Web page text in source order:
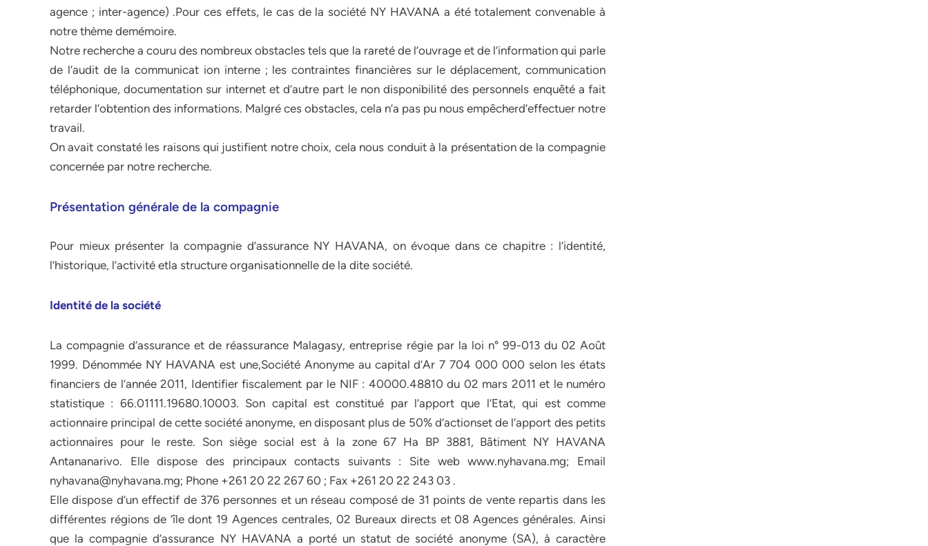
agence ; inter-agence) .Pour ces effets, le cas de la société NY HAVANA a été totalement convenable à
notre thème demémoire.
Notre recherche a couru des nombreux obstacles tels que la rareté de l’ouvrage et de l’information qui parle
de l’audit de la communicat ion interne ; les contraintes financières sur le déplacement, communication
téléphonique, documentation sur internet et d’autre part le non disponibilité des personnels enquêté a fait
retarder l’obtention des informations. Malgré ces obstacles, cela n’a pas pu nous empêcherd’effectuer notre
travail.
On avait constaté les raisons qui justifient notre choix, cela nous conduit à la présentation de la compagnie
concernée par notre recherche.
Présentation générale de la compagnie
Pour mieux présenter la compagnie d’assurance NY HAVANA, on évoque dans ce chapitre : l’identité,
l’historique, l’activité etla structure organisationnelle de la dite société.
Identité de la société
La compagnie d’assurance et de réassurance Malagasy, entreprise régie par la loi n° 99-013 du 02 Août
1999. Dénommée NY HAVANA est une,Société Anonyme au capital d’Ar 7 704 000 000 selon les états
financiers de l’année 2011, Identifier fiscalement par le NIF : 40000.48810 du 02 mars 2011 et le numéro
statistique : 66.01111.19680.10003. Son capital est constitué par l’apport que l’Etat, qui est comme
actionnaire principal de cette société anonyme, en disposant plus de 50% d’actionset de l’apport des petits
actionnaires pour le reste. Son siège social est à la zone 67 Ha BP 3881, Bâtiment NY HAVANA
Antananarivo. Elle dispose des principaux contacts suivants : Site web www.nyhavana.mg; Email
nyhavana@nyhavana.mg; Phone +261 20 22 267 60 ; Fax +261 20 22 243 03 .
Elle dispose d’un effectif de 376 personnes et un réseau composé de 31 points de vente repartis dans les
différentes régions de ’île dont 19 Agences centrales, 02 Bureaux directs et 08 Agences générales. Ainsi
que la compagnie d’assurance NY HAVANA a porté un statut de société anonyme (SA), à caractère